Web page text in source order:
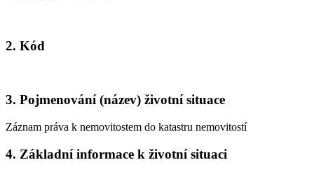
2. Kód
3. Pojmenování (název) životní situace
Záznam práva k nemovitostem do katastru nemovitostí
4. Základní informace k životní situaci